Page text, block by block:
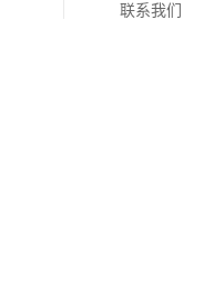
联系我们